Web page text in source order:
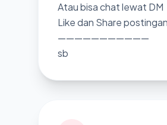
Atau bisa chat lewat DM
Like dan Share
———————————
sb